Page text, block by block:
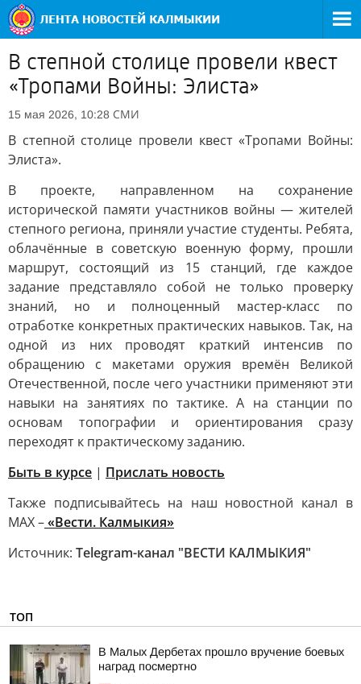
В степной столице провели квест
«Тропами Войны: Элиста»
15 мая 2026, 10:28 СМИ
В степной столице провели квест «Тропами Войны:
Элиста».
В проекте, направленном на сохранение
исторической памяти участников войны — жителей
степного региона, приняли участие студенты. Ребята,
облачённые в советскую военную форму, прошли
маршрут, состоящий из 15 станций, где каждое
задание представляло собой не только проверку
знаний, но и полноценный мастер-класс по
отработке конкретных практических навыков. Так, на
одной из них проводят краткий интенсив по
обращению с макетами оружия времён Великой
Отечественной, после чего участники применяют эти
навыки на занятиях по тактике. А на станции по
основам топографии и ориентирования сразу
переходят к практическому заданию.
Быть в курсе | Прислать новость
Также подписывайтесь на наш новостной канал в
MAX –«Вести. Калмыкия»
Источник: Telegram-канал "ВЕСТИ КАЛМЫКИЯ"
ТОП
В Малых Дербетах прошло вручение боевых
наград посмертно